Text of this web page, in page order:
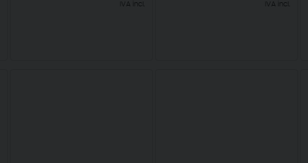
IVA incl. IVA incl.